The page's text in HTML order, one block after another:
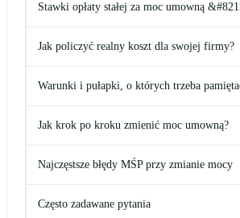
Stawki opłaty stałej za moc umowną
Jak policzyć realny koszt dla swojej firmy?
Warunki i pułapki, o których trzeba
Jak krok po kroku zmienić moc umowną?
Najczęstsze błędy MŚP przy zmianie mocy
Często zadawane pytania